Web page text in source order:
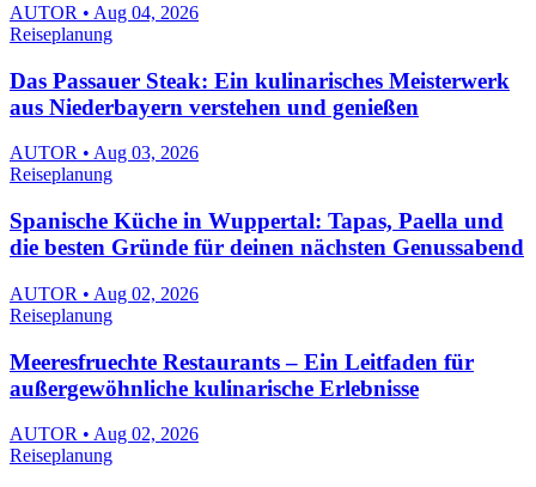
AUTOR • Aug 04, 2026
Reiseplanung
Das Passauer Steak: Ein kulinarisches Meisterwerk
aus Niederbayern verstehen und genießen
AUTOR • Aug 03, 2026
Reiseplanung
Spanische Küche in Wuppertal: Tapas, Paella und
die besten Gründe für deinen nächsten Genussabend
AUTOR • Aug 02, 2026
Reiseplanung
Meeresfruechte Restaurants – Ein Leitfaden für
außergewöhnliche kulinarische Erlebnisse
AUTOR • Aug 02, 2026
Reiseplanung